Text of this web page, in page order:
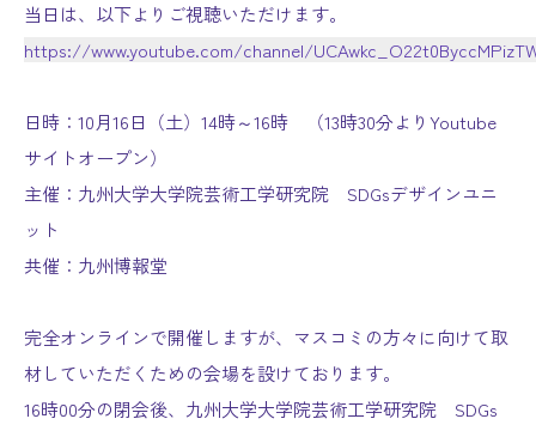
当日は、以下よりご視聴いただけます。
https://www.youtube.com/channel/
日時：10月16日（土）14時～16時 （13時30分よりYoutube
サイトオープン）
主催：九州大学大学院芸術工学研究院 SDGsデザインユニ
ット
共催：九州博報堂
完全オンラインで開催しますが、マスコミの方々に向けて取
材していただくための会場を設けております。
16時00分の閉会後、九州大学大学院芸術工学研究院 SDGs